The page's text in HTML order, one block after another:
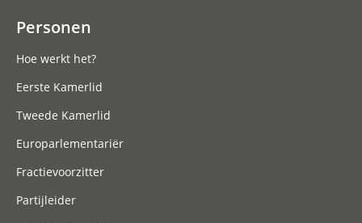
Personen
Hoe werkt het?
Eerste Kamerlid
Tweede Kamerlid
Europarlementariër
Fractievoorzitter
Partijleider